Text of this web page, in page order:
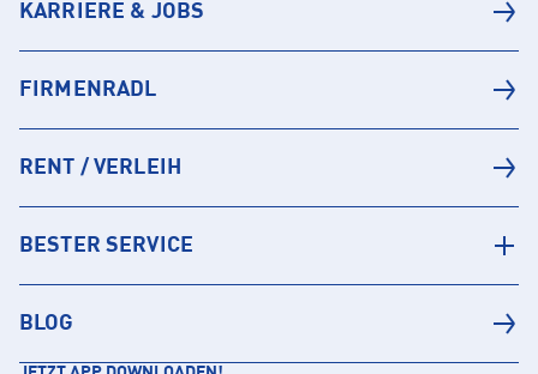
KARRIERE & JOBS
FIRMENRADL
RENT / VERLEIH
BESTER SERVICE
BLOG